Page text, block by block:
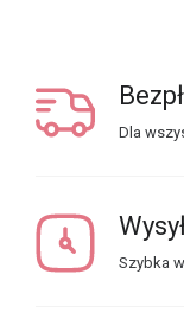
Dla
Szybka